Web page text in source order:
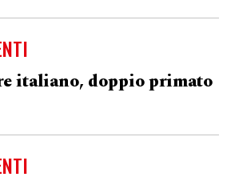
italiano, doppio primato